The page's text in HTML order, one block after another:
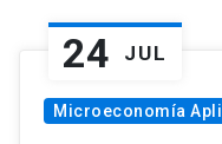
24 JUL
Microeconomía